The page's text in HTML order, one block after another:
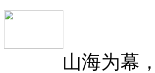
山海为幕，